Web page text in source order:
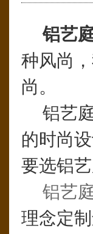
铝艺
种风尚
尚。
铝艺庭
的时尚
要选铝
铝艺
理念定